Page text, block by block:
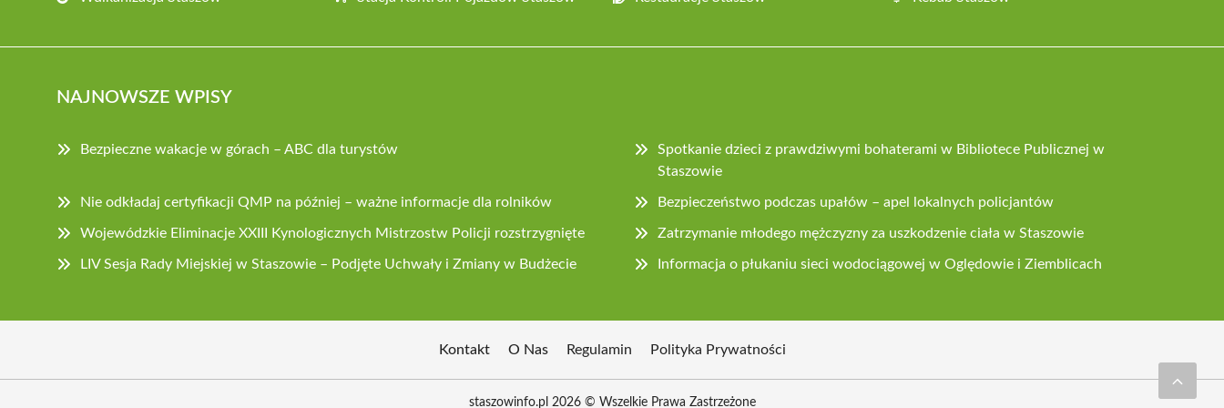
NAJNOWSZE WPISY
Bezpieczne wakacje w górach – ABC dla turystów
Spotkanie dzieci z prawdziwymi bohaterami w Bibliotece Publicznej w
Staszowie
Nie odkładaj certyfikacji QMP na później – ważne informacje dla rolników Bezpieczeństwo podczas upałów – apel lokalnych policjantów
Wojewódzkie Eliminacje XXIII Kynologicznych Mistrzostw Policji rozstrzygnięte Zatrzymanie młodego mężczyzny za uszkodzenie ciała w Staszowie
LIV Sesja Rady Miejskiej w Staszowie – Podjęte Uchwały i Zmiany w Budżecie Informacja o płukaniu sieci wodociągowej w Oględowie i Ziemblicach
Kontakt O Nas Regulamin Polityka Prywatności
staszowinfo.pl 2026 © Wszelkie Prawa Zastrzeżone